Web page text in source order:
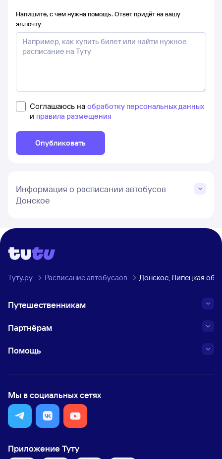
Напишите, с чем нужна помощь. Ответ придёт на вашу
эл.почту
Соглашаюсь на обработку персональных данных
и правила размещения
Опубликовать
Информация о расписании автобусов
Донское
Туту.ру Расписание автобусаов Донское, Липецкая
Путешественникам
Партнёрам
Помощь
Мы в социальных сетях
Приложение Туту